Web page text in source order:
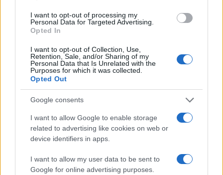
I want to opt-out of processing my
Personal Data for Targeted Advertising.
Opted In
I want to opt-out of Collection, Use,
Retention, Sale, and/or Sharing of my
Personal Data that Is Unrelated with the
Purposes for which it was collected.
Opted Out
Google consents
I want to allow Google to enable storage
related to advertising like cookies on web or
device identifiers in apps.
I want to allow my user data to be sent to
Google for online advertising purposes.
ΡΕΤΖΕΠ ΤΑΓΙΠ ΕΡΝΤΟΓΑΝ
ΣΥΜΒΟΥΛΙΟ ΑΣΦΑΛΕΙΑΣ
Share:
Ακολουθήστε το Νewsit.gr στο
ενημερωθείτε πρώτοι για όλη την ειδησεογραφία και τα
Πιο δημοφιλή